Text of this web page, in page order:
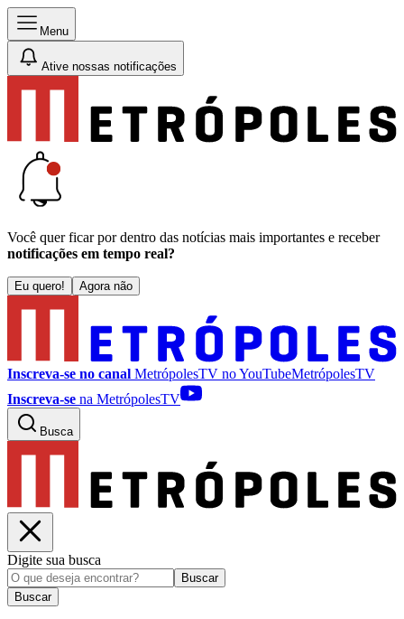
Menu
Ative nossas notificações
Você quer ficar por dentro das notícias mais importantes e receber
notificações em tempo real?
Eu quero! Agora não
Inscreva-se no canal MetrópolesTV noYouTubeMetrópolesTV
Inscreva-se na MetrópolesTV
Busca
Digite sua busca
Buscar
Buscar